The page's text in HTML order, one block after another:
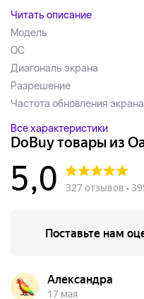
Читать описание
Модель
ОС
Диагональ экрана
Разрешение
Частота обновления экрана
Все характеристики